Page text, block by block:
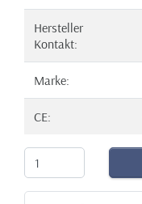
Hersteller
Kontakt:
Marke:
CE: